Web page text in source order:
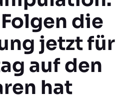
die
jetzt für
auf den
hat